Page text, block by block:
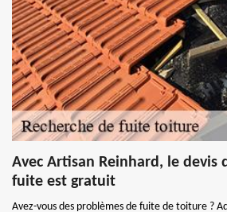
Avec Artisan Reinhard, le devis
fuite est gratuit
Avez-vous des problèmes de fuite de toiture ?